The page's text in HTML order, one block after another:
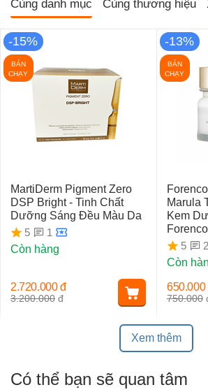
Cùng danh mục Cùng thương hiệu
-15%
BÁN
CHẠY
MartiDerm Pigment Zero
DSP Bright - Tinh Chất
Dưỡng Sáng Đều Màu Da
5
1
Còn hàng
3.200.000 đ
2.720.000 đ
-13%
BÁN
CHẠY
Marula
Kem
5
2
Còn
750.000
650.000
Xem thêm
Có thể bạn sẽ quan tâm